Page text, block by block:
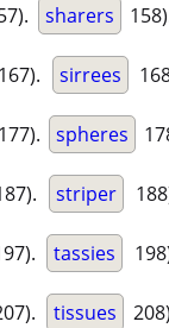
sharers
167). sirrees
177). spheres
striper
tassies
tissues